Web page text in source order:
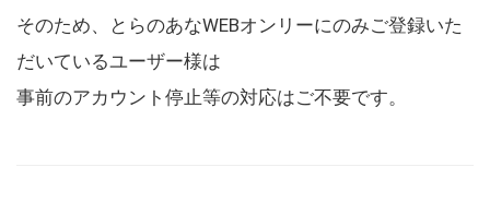
そのため、とらのあなWEBオンリーにのみご登録いた
だいているユーザー様は
事前のアカウント停止等の対応はご不要です。